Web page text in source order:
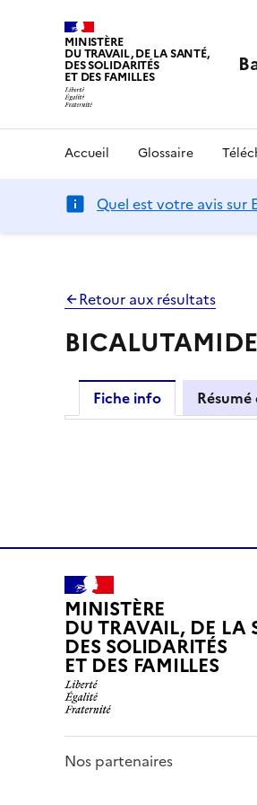
MINISTÈRE
DU TRAVAIL, DE LA SANTÉ,
DES SOLIDARITÉS
ET DES FAMILLES
Accueil Glossaire
Quel est votre avis sur
Retour aux résultats
Fiche info
MINISTÈRE
DU TRAVAIL, DE LA
DES SOLIDARITÉS
ET DES FAMILLES
Nos partenaires